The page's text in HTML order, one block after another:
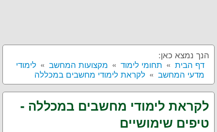
הנך נמצא כאן:
דף הבית
תחומי לימוד מקצועות המחשב
לימודי
מדעי המחשב
לקראת לימודי מחשבים במכללה
לקראת לימודי מחשבים במכללה -
טיפים שימושיים